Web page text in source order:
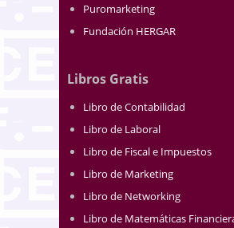
Puromarketing
Fundación HERGAR
Libros Gratis
Libro de Contabilidad
Libro de Laboral
Libro de Fiscal e Impuestos
Libro de Marketing
Libro de Networking
Libro de Matemáticas